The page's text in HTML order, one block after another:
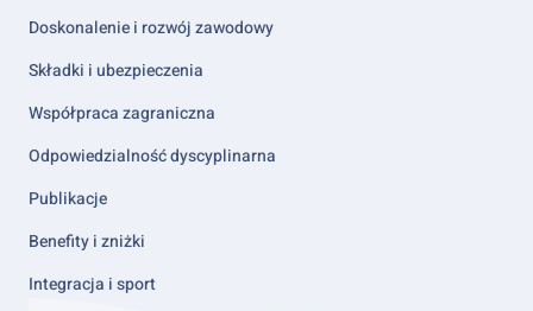
Doskonalenie i rozwój zawodowy
Składki i ubezpieczenia
Współpraca zagraniczna
Odpowiedzialność dyscyplinarna
Publikacje
Benefity i zniżki
Integracja i sport